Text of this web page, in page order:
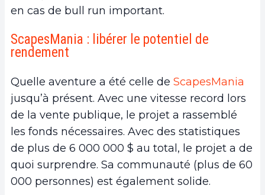
en cas de bull run important.
ScapesMania : libérer le potentiel de
rendement
Quelle aventure a été celle de ScapesMania
jusqu’à présent. Avec une vitesse record lors
de la vente publique, le projet a rassemblé
les fonds nécessaires. Avec des statistiques
de plus de 6 000 000 $ au total, le projet a de
quoi surprendre. Sa communauté (plus de 60
000 personnes) est également solide.